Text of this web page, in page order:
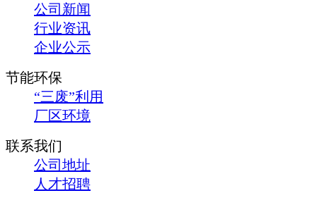
公司新闻
行业资讯
企业公示
节能环保
“三废”利用
厂区环境
联系我们
公司地址
人才招聘